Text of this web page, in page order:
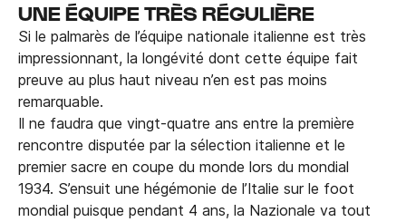
UNE ÉQUIPE TRÈS RÉGULIÈRE
Si le palmarès de l’équipe nationale italienne est très
impressionnant, la longévité dont cette équipe fait
preuve au plus haut niveau n’en est pas moins
remarquable.
Il ne faudra que vingt-quatre ans entre la première
rencontre disputée par la sélection italienne et le
premier sacre en coupe du monde lors du mondial
1934. S’ensuit une hégémonie de l’Italie sur le foot
mondial puisque pendant 4 ans, la Nazionale va tout